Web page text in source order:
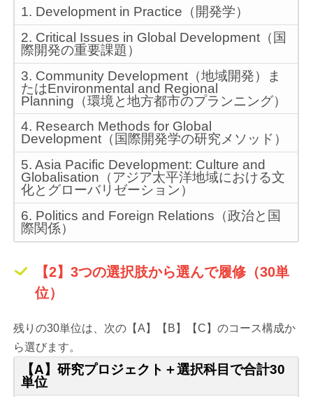
1. Development in Practice（開発学）
2. Critical Issues in Global Development（国
際開発の重要課題）
3. Community Development（地域開発）ま
たはEnvironmental and Regional
Planning（環境と地方都市のプランニング）
4. Research Methods for Global
Development（国際開発学の研究メソッド）
5. Asia Pacific Development: Culture and
Globalisation（アジア太平洋地域における文
化とグローバリゼーション）
6. Politics and Foreign Relations（政治と国
際関係）
【2】3つの選択肢から選んで履修（30単
位）
残りの30単位は、次の【A】【B】【C】のコース構成か
ら選びます。
【A】研究プロジェクト＋選択科目で合計30
単位